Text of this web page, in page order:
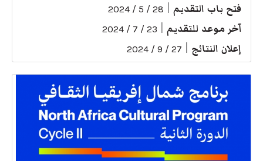
فتح باب التقديم 28 / 5 / 2024
آخر موعد للتقديم 23 / 7 / 2024
إعلان النتائج 27 / 9 / 2024